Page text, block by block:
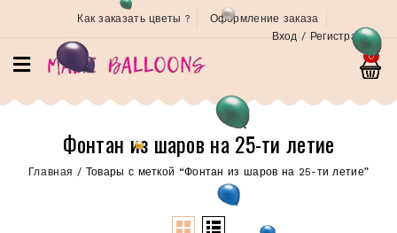
Как заказать цветы ?
Оформление заказа
Вход / Регистрация
0
Фонтан из шаров на 25-ти летие
Главная / Товары с меткой “Фонтан из шаров на 25-ти летие”